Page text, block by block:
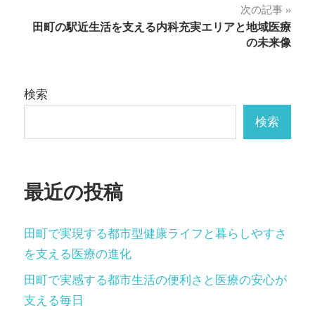
ビ
ー
ョ
次の記事
田町の駅近生活を支える内科充実エリアと地域医療
の未来像
検索
検索
最近の投稿
田町で実現する都市型健康ライフと暮らしやすさ
を支える医療の進化
田町で実感する都市生活の便利さと医療の安心が
支える毎日